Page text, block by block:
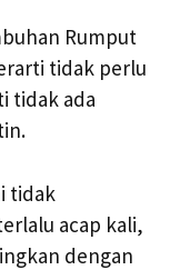
Rumput
tidak perlu
tidak ada
tidak
acap kali,
dengan